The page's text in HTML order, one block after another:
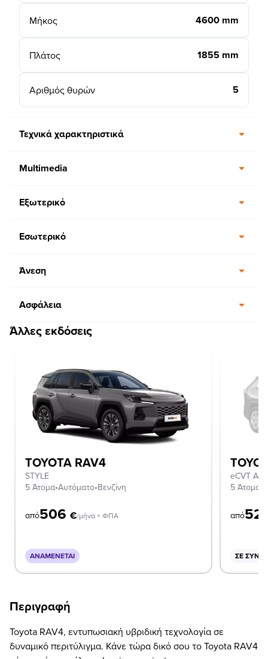
Μήκος 4600 mm
Πλάτος 1855 mm
Αριθμός θυρών 5
Τεχνικά χαρακτηριστικά
Multimedia
Εξωτερικό
Εσωτερικό
Άνεση
Ασφάλεια
Άλλες εκδόσεις
TOYOTA RAV4
STYLE
5 Άτομα•Αυτόματο•Βενζίνη
από506 €/μήνα + ΦΠΑ
ΑΝΑΜΈΝΕΤΑΙ
eCVT
5 Άτομα
από
ΣΕ
Περιγραφή
Toyota RAV4, εντυπωσιακή υβριδική τεχνολογία σε
δυναμικό περιτύλιγμα. Κάνε τώρα δικό σου το Toyota RAV4